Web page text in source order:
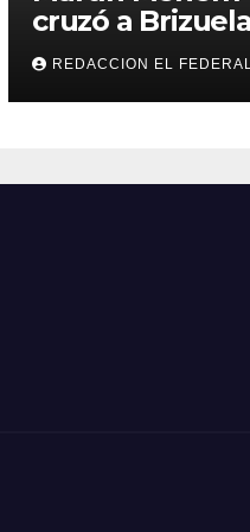
cruzó a
Doria por los
incendios en
Guanchín:
REDACCION EL